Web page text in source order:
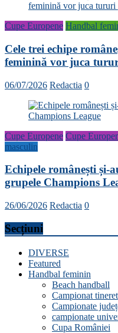
Cupe Europene Handbal
Cele trei echipe
feminină vor juca
06/07/2026 Redactia 0
Cupe Europene Cupe
masculin
Echipele românești și-
grupele Champions
26/06/2026 Redactia 0
Secțiuni
DIVERSE
Featured
Handbal feminin
Beach handball
Campionat tineret
Campionate
campionate
Cupa României